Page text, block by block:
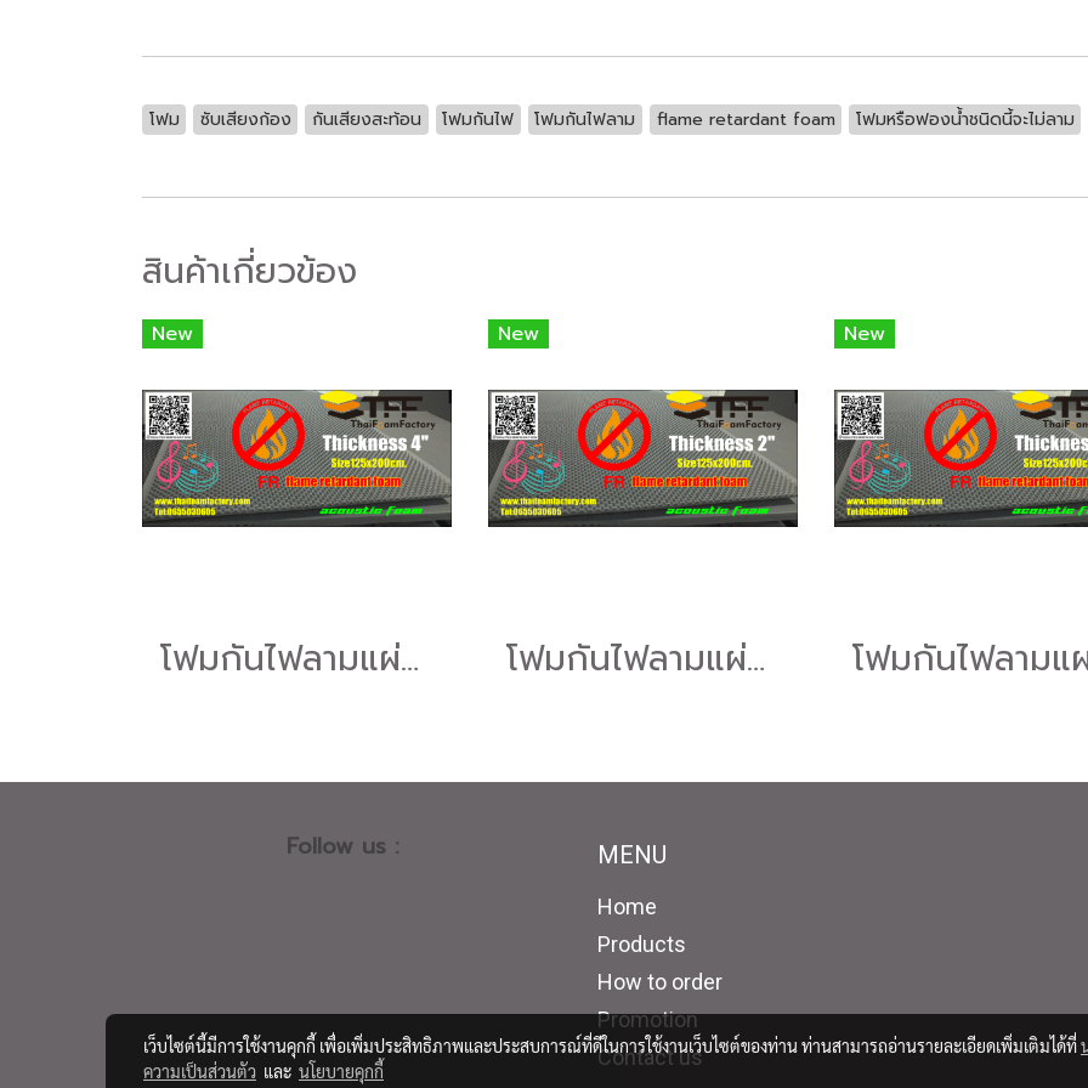
โฟม ซับเสียงก้อง กันเสียงสะท้อน โฟมกันไฟ โฟมกันไฟลาม flame retardant foam โฟมหรือฟองน้ำชนิดนี้จะไม่ลาม
สินค้าเกี่ยวข้อง
New
โฟมกันไฟลามแผ่นกันเสียงสะท้อนลายรังไข่ flame retardant foam หนา4นิ้ว
New
โฟมกันไฟลามแผ่นกันเสียงสะท้อนลายรังไข่ flame retardant foam หนา2นิ้ว
New
Follow us : MENU
Home
Products
How to order
Promotion
Contact us
เว็บไซต์นี้มีการใช้งานคุกกี้ เพื่อเพิ่มประสิทธิภาพและประสบการณ์ที่ดีในการใช้งานเว็บไซต์ของท่าน ท่านสามารถอ่านรายละเอียดเพิ่มเติมได้ที่
ความเป็นส่วนตัว และ นโยบายคุกกี้